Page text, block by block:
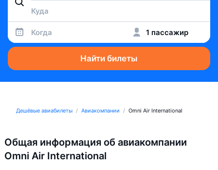
Когда 1 пассажир
Найти билеты
Дешёвые авиабилеты Авиакомпании Omni Air International
Общая информация об авиакомпании
Omni Air International